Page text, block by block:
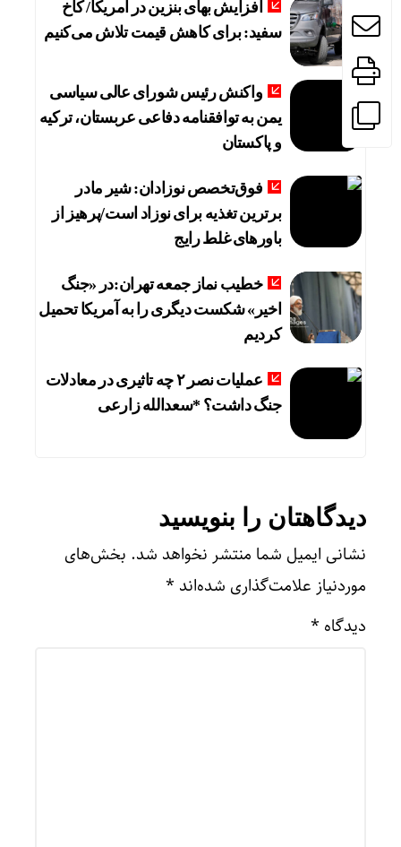
افزایش بهای بنزین در آمریکا/ کاخ
سفید: برای کاهش قیمت تلاش می‌کنیم
واکنش رئیس شورای عالی سیاسی
یمن به توافقنامه دفاعی عربستان، ترکیه
و پاکستان
فوق‌تخصص نوزادان: شیر مادر
برترین تغذیه برای نوزاد است/پرهیز از
باورهای غلط رایج
خطیب نماز جمعه تهران:در «جنگ
اخیر» شکست دیگری را به آمریکا تحمیل
کردیم
عملیات نصر ۲ چه تاثیری در معادلات
جنگ داشت؟ *سعدالله زارعی
دیدگاهتان را بنویسید
نشانی ایمیل شما منتشر نخواهد شد. بخش‌های
موردنیاز علامت‌گذاری شده‌اند *
دیدگاه *